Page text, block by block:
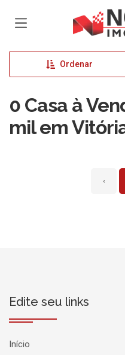
Página
Ordenar
0 Casa à
mil em
‹
Edite seu links
Início